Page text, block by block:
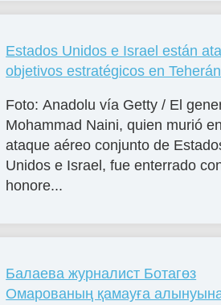
Estados Unidos e Israel están
objetivos estratégicos en Teherán
Foto: Anadolu vía Getty / El
Mohammad Naini, quien murió
ataque aéreo conjunto de
Unidos e Israel, fue enterrado
honore...
Балаева журналист Ботагөз
Омарованың қамауға